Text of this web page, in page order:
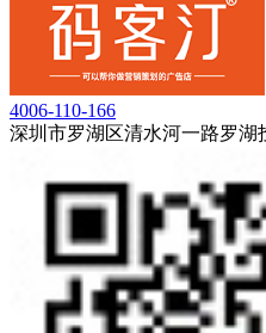
4006-110-166
深圳市罗湖区清水河一路罗湖